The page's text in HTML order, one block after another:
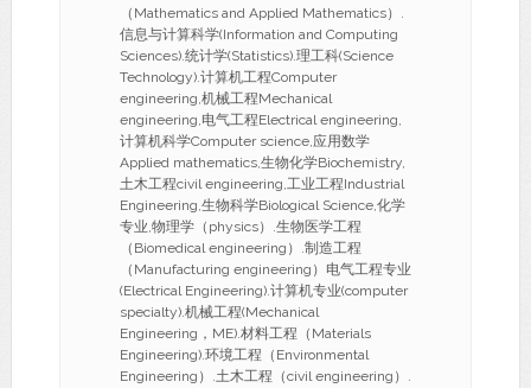
（Mathematics and Applied Mathematics）.
信息与计算科学(Information and Computing
Sciences).统计学(Statistics).理工科(Science
Technology).计算机工程Computer
engineering,机械工程Mechanical
engineering,电气工程Electrical engineering,
计算机科学Computer science,应用数学
Applied mathematics,生物化学Biochemistry,
土木工程civil engineering,工业工程Industrial
Engineering,生物科学Biological Science,化学
专业,物理学（physics）.生物医学工程
（Biomedical engineering）.制造工程
（Manufacturing engineering）电气工程专业
(Electrical Engineering).计算机专业(computer
specialty).机械工程(Mechanical
Engineering，ME).材料工程（Materials
Engineering).环境工程（Environmental
Engineering）.土木工程（civil engineering）.